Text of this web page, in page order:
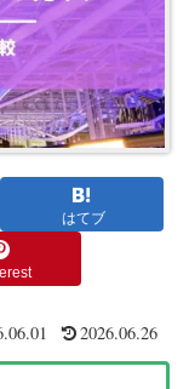
はてブ
2026.06.26